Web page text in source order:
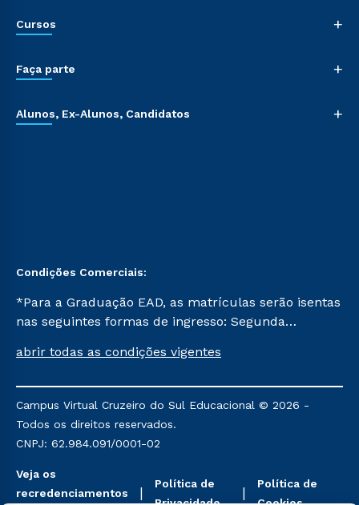
Cursos +
Faça parte +
Alunos, Ex-Alunos, Candidatos +
Condições Comerciais:
*Para a Graduação EAD, as matrículas serão isentas
nas seguintes formas de ingresso: Segunda
Já para as demais, a taxa de matrícula será de R$
mencionadas são referentes aos cursos: Ensino
Religioso, Geografia para a Docência e Metodologia
do Ensino de História: Questões Atuais.
abrir todas as condições vigentes
Campus Virtual Cruzeiro do Sul Educacional © 2026 -
Todos os direitos reservados.
CNPJ: 62.984.091/0001-02
Veja os
recredenciamentos
Política de
Política de